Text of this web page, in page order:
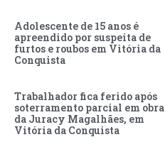
Adolescente de 15 anos é
apreendido por suspeita de
furtos e roubos em Vitória da
Conquista
Trabalhador fica ferido após
soterramento parcial em obra
da Juracy Magalhães, em
Vitória da Conquista